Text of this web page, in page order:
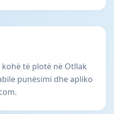
të plotë në Otllak
punësimi dhe apliko